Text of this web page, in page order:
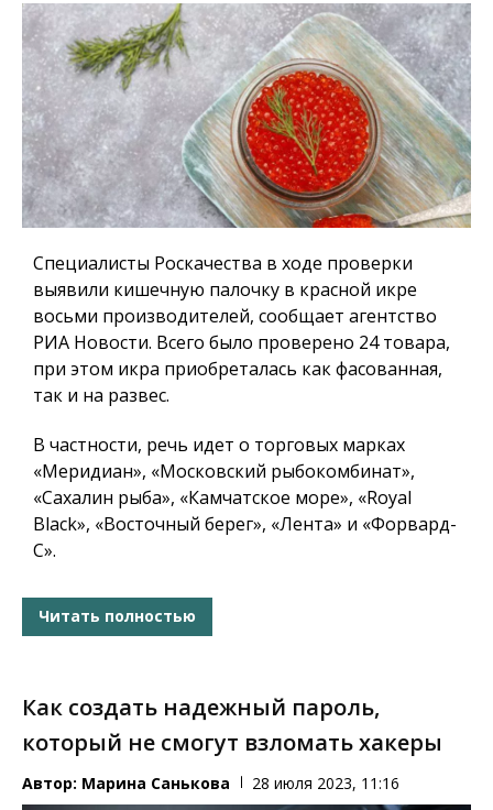
Специалисты Роскачества в ходе проверки
выявили кишечную палочку в красной икре
восьми производителей, сообщает агентство
РИА Новости. Всего было проверено 24 товара,
при этом икра приобреталась как фасованная,
так и на развес.
В частности, речь идет о торговых марках
«Меридиан», «Московский рыбокомбинат»,
«Сахалин рыба», «Камчатское море», «Royal
Black», «Восточный берег», «Лента» и «Форвард-
С».
Читать полностью
Как создать надежный пароль,
который не смогут взломать хакеры
Автор: Марина Санькова 28 июля 2023, 11:16